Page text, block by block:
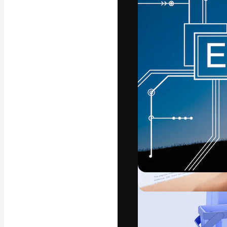
La plataforma
trabajo. Más
entre
Español
Copyright ©